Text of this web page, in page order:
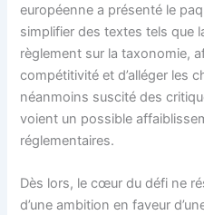
européenne a présenté le
simplifier des textes tels que
règlement sur la taxonomie,
compétitivité et d’alléger les
néanmoins suscité des
voient un possible
réglementaires.
Dès lors, le cœur du défi ne
d’une ambition en faveur